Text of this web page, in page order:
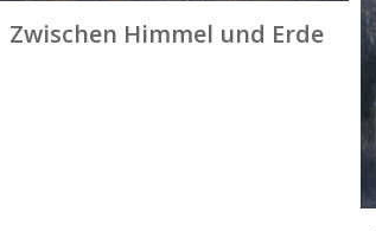
Zwischen Himmel und Erde